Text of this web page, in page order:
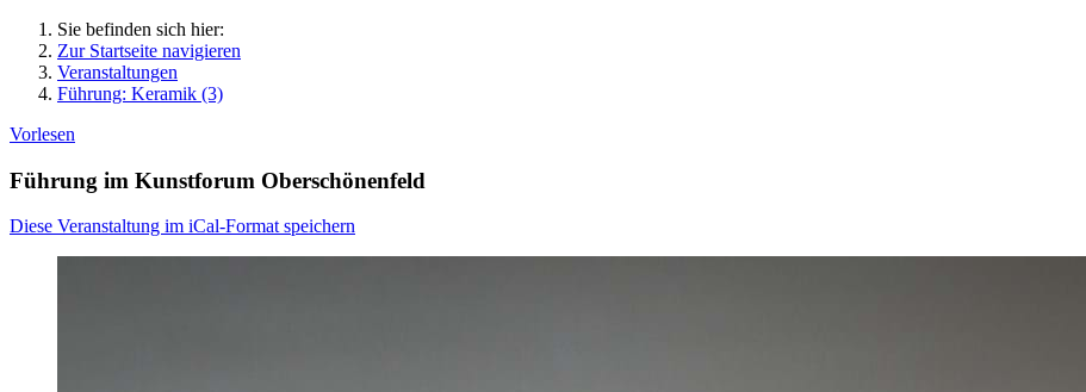
Sie befinden sich hier:
Zur Startseite navigieren
Veranstaltungen
Führung: Keramik (3)
Vorlesen
Führung im Kunstforum Oberschönenfeld
Diese Veranstaltung im iCal-Format speichern